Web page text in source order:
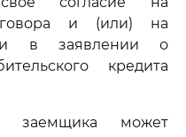
и (или) на
в заявлении о
кредита
заемщика может